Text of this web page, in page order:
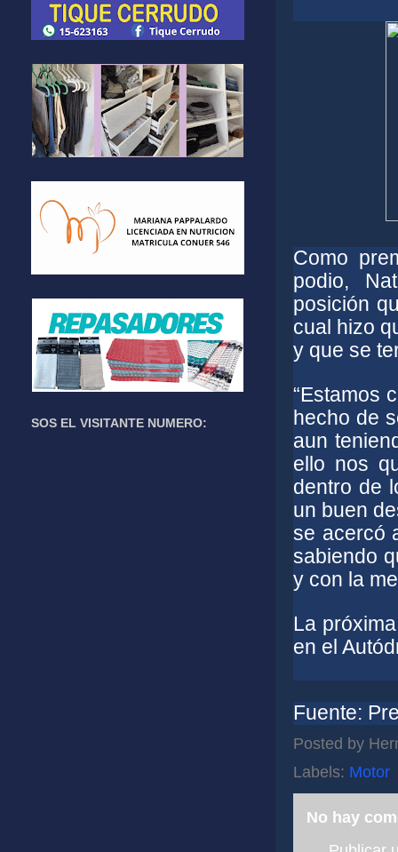
Como
podio,
posición
cual hizo
y que se
“Estamos
hecho de
aun
ello nos
dentro de
un buen
se acercó
sabiendo
y con la
La
en el
Fuente:
Posted by
Labels: Motor
No hay
SOS EL VISITANTE NUMERO: